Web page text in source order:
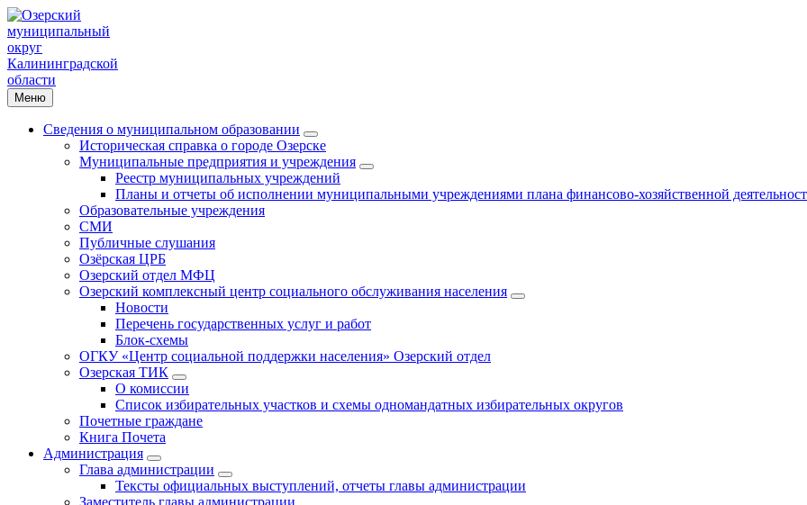
Меню
Сведения о муниципальном образовании
Историческая справка о городе Озерске
Муниципальные предприятия и учреждения
Реестр муниципальных учреждений
Планы и отчеты об исполнении муниципальными учреждениями плана финансово-хозяйственной
Образовательные учреждения
СМИ
Публичные слушания
Озёрская ЦРБ
Озерский отдел МФЦ
Озерский комплексный центр социального обслуживания населения
Новости
Перечень государственных услуг и работ
Блок-схемы
ОГКУ «Центр социальной поддержки населения» Озерский отдел
Озерская ТИК
О комиссии
Список избирательных участков и схемы одномандатных избирательных округов
Почетные граждане
Книга Почета
Администрация
Глава администрации
Тексты официальных выступлений, отчеты главы администрации
Заместитель главы администрации